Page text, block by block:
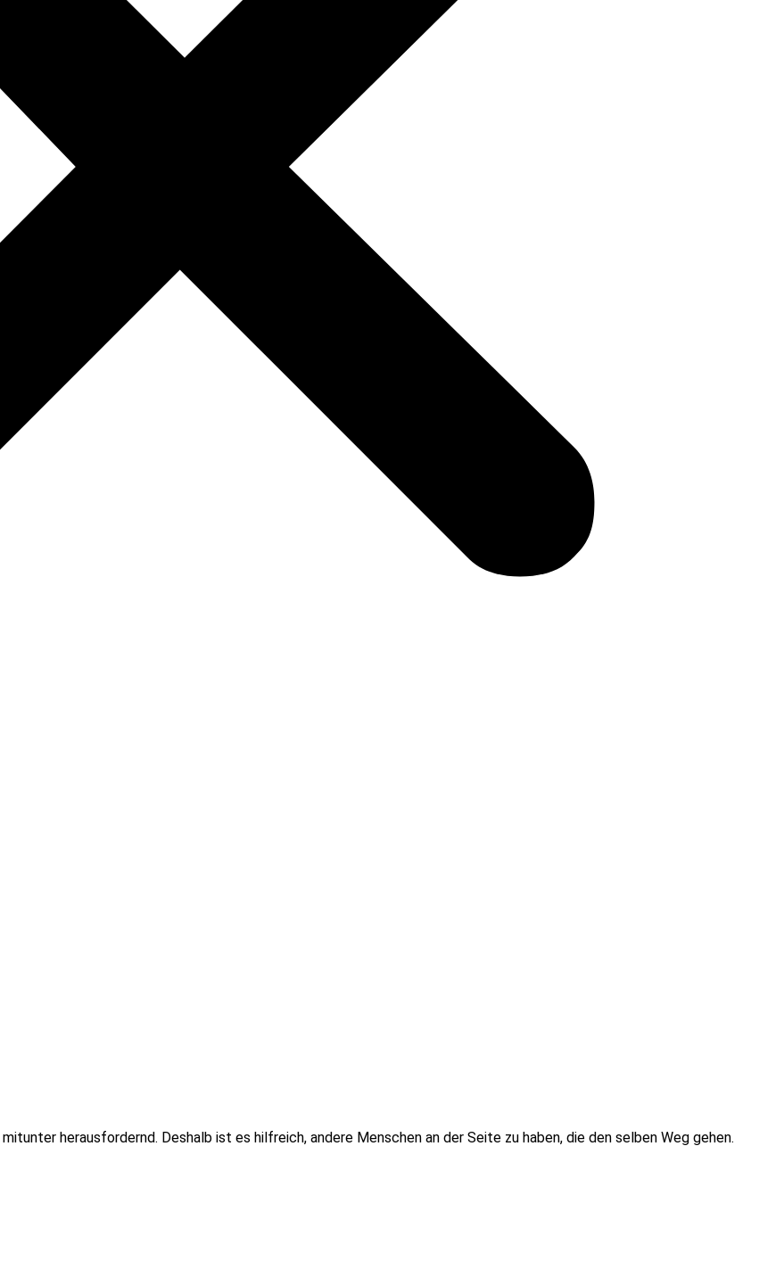
herausfordernd. Deshalb ist es hilfreich, andere Menschen an der Seite zu haben, die den selben Weg gehen.